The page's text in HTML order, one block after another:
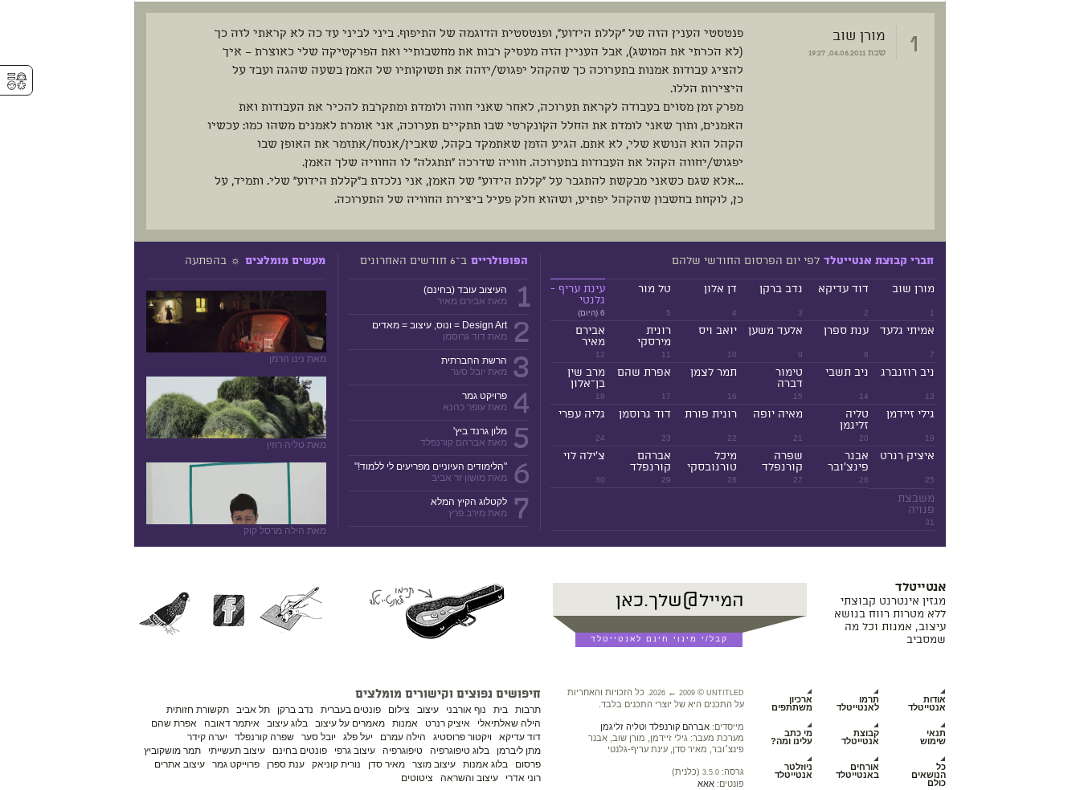
1 מורן שוב
שבת
פנטסטי הענין הזה של "קללת הידוע", ופנטסטית הדוגמה של התיפוף. ביני לביני עד כה לא קראתי לזה כך
(לא הכרתי את המושג), אבל העניין הזה מעסיק רבות את מחשבותיי ואת הפרקטיקה שלי כאוצרת – איך
להציג עבודות אמנות בתערוכה כך שהקהל יפגוש/יזהה את תשוקותיו של האמן בשעה שהגה ועבד על
היצירות הללו.
מפרק זמן מסוים בעבודה לקראת תערוכה, לאחר שאני חווה ולומדת ומתקרבת להכיר את העבודות ואת
האמנים, ותוך שאני לומדת את החלל הקונקרטי שבו תתקיים תערוכה, אני אומרת לאמנים משהו כמו: עכשיו
הקהל הוא הנושא שלי, לא אתם. הגיע הזמן שאתמקד בקהל, שאבין/אנסח/אתזמר את האופן שבו
יפגוש/יחווה הקהל את העבודות בתערוכה. חוויה שדרכה "תתגלה" לו החוויה שלך האמן.
…אלא שגם כשאני מבקשת להתגבר על "קללת הידוע" של האמן, אני נלכדת ב"קללת הידוע" שלי. ותמיד, על
כן, לוקחת בחשבון שהקהל יפתיע, ושהוא חלק פעיל ביצירת החוויה של התערוכה.
חברי קבוצת אנטייטלד לפי יום הפרסום החודשי שלהם
1
מורן שוב
2
דוד עדיקא
3
נדב ברקן
4
דן אלון
5
טל מור
6 (היום)
עינת עריף -
גלנטי
7
אמיתי גלעד
8
ענת ספרן
9
אלעד משען
10
יואב ויס
11
רונית
מירסקי
12
אבירם
מאיר
13
ניב רוזנברג
14
ניב תשבי
15
טימור
דברה
16
תמר לצמן
17
אפרת שהם
18
מרב שין
בן־אלון
19
גילי זיידמן
20
טליה
זליגמן
21
מאיה יופה
22
רונית פורת
23
דוד גרוסמן
24
גליה עפרי
25
איציק רנרט
26
אבנר
פינצ'ובר
27
שפרה
קורנפלד
28
מיכל
טורנובסקי
29
אברהם
קורנפלד
30
צ'ילה לוי
31
משבצת
פנויה
הפופולריים ב־6 חודשים האחרונים
1
העיצוב עובד (בחינם)
מאת אבירם מאיר
2
Design Art = ונוס, עיצוב = מאדים
מאת דוד גרוסמן
3
הרשת החברתית
מאת יובל סער
4
פרויקט גמר
מאת עופר כהנא
5
מלון גרנד ביץ'
מאת אברהם קורנפלד
6
"הלימודים העיוניים מפריעים לי ללמוד!"
מאת מושון זר אביב
7
לקטלוג הקיץ המלא
מאת מירב פרץ
מעשים מומלצים ☼ בהפתעה
מאת נינו הרמן
מאת טליה רוזין
מאת הילה מרסל קוק
אנטייטלד
מגזין אינטרנט קבוצתי
ללא מטרות רווח בנושא
עיצוב, אמנות וכל מה
שמסביב
חיפושים נפוצים וקישורים מומלצים
תרבות בית נוף אורבני עיצוב צילום פונטים בעברית נדב ברקן תל אביב
תקשורת חזותית
הילה שאלתיאלי
איציק רנרט אמנות מאמרים על עיצוב בלוג עיצוב איתמר דאובה
אפרת שהם
דוד עדיקא
ויקטור פרוסטיג הילה עמרם יעל פלג יובל סער שפרה קורנפלד
יערה קידר
מתן ליברמן
בלוג טיפוגרפיה טיפוגרפיה עיצוב גרפי פונטים בחינם עיצוב תעשייתי
תמר מושקוביץ
פרסום
בלוג אמנות עיצוב מוצר מאיר סדן נורית קוניאק ענת ספרן פרוייקט גמר
עיצוב אתרים
רוני אדרי
עיצוב והשראה ציטוטים
אודות
אנטייטלד
תרמו
לאנטייטלד
ארכיון
משתתפים
תנאי
שימוש
קבוצת
אנטייטלד
מי כתב
עלינו ומה?
כל
הנושאים
כולם
אורחים
באנטייטלד
ניוזלטר
אנטייטלד
2026 ← 2009 © UNTITLED
. כל הזכויות והאחריות
על התכנים היא של יוצרי התכנים בלבד.
מייסדים: אברהם קורנפלד וטליה זליגמן
מערכת מעבר: גילי זיידמן, מורן שוב, אבנר
פינצ׳ובר, מאיר סדן, עינת עריף-גלנטי
גרסה: 3.5.0 (כלנית)
פונטים: אאא
⚥︎